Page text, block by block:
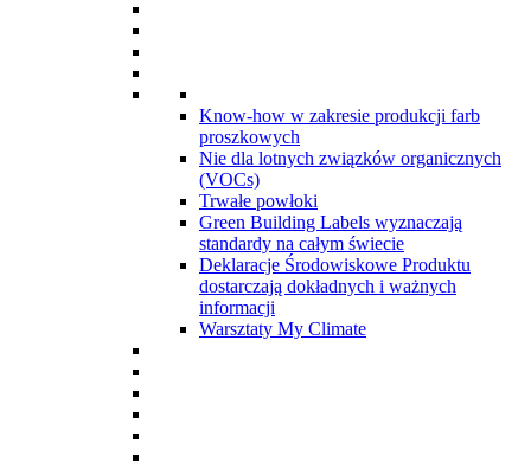
Know-how w zakresie produkcji farb
proszkowych
Nie dla lotnych związków organicznych
(VOCs)
Trwałe powłoki
Green Building Labels wyznaczają
standardy na całym świecie
Deklaracje Środowiskowe Produktu
dostarczają dokładnych i ważnych
informacji
Warsztaty My Climate